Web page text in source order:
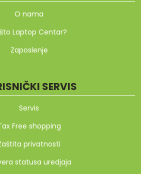
O nama
Laptop Centar?
Zaposlenje
SERVIS
Servis
Free shopping
privatnosti
statusa uredjaja